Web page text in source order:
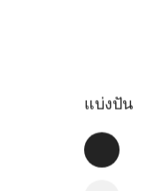
แบ่งปัน